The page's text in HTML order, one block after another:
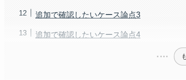
追加で確認したいケース論点3
追加で確認したいケース論点4